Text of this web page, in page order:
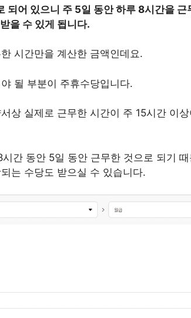
되어 있으니 주 5일 동안 하루 8시간을 근
을 수 있게 됩니다.
시간만을 계산한 금액인데요.
될 부분이 주휴수당입니다.
상 실제로 근무한 시간이 주 15시간 이
간 동안 5일 동안 근무한 것으로 되기
는 수당도 받으실 수 있습니다.